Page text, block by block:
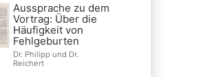
Aussprache zu dem
Vortrag: Über die
Häufigkeit von
Fehlgeburten
Dr. Philipp und Dr.
Reichert